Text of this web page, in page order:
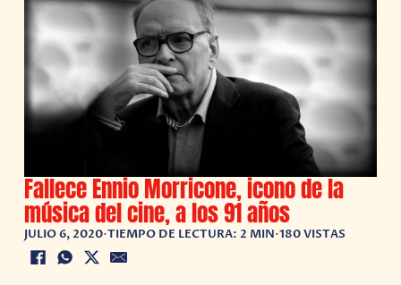
Fallece Ennio Morricone, icono de la
música del cine, a los 91 años
JULIO 6, 2020•TIEMPO DE LECTURA: 2 MIN•180 VISTAS